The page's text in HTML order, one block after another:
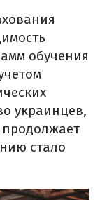
обучения
украинцев,
продолжает
стало